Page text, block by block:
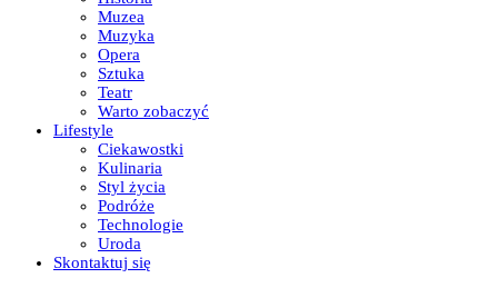
Muzea
Muzyka
Opera
Sztuka
Teatr
Warto zobaczyć
Lifestyle
Ciekawostki
Kulinaria
Styl życia
Podróże
Technologie
Uroda
Skontaktuj się